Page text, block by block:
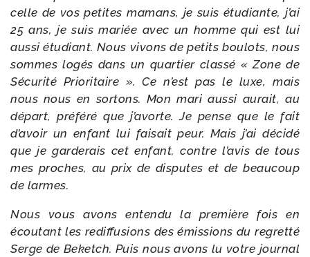
celle de vos petites mamans, je suis étu­diante, j’ai
25 ans, je suis mariée avec un homme qui est lui
aus­si étu­diant. Nous vivons de petits bou­lots, nous
sommes logés dans un quar­tier clas­sé « Zone de
Sécurité Prioritaire ». Ce n’est pas le luxe, mais
nous nous en sor­tons. Mon mari aus­si aurait, au
départ, pré­fé­ré que j’a­vorte. Je pense que le fait
d’a­voir un enfant lui fai­sait peur. Mais j’ai déci­dé
que je gar­de­rais cet enfant, contre l’a­vis de tous
mes proches, au prix de dis­putes et de beau­coup
de larmes.
Nous vous avons enten­du la pre­mière fois en
écou­tant les redif­fu­sions des émis­sions du regret­té
Serge de Beketch. Puis nous avons lu votre jour­nal